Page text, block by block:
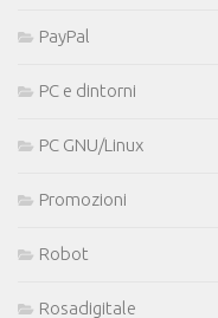
PayPal
PC e dintorni
PC GNU/Linux
Promozioni
Robot
Rosadigitale